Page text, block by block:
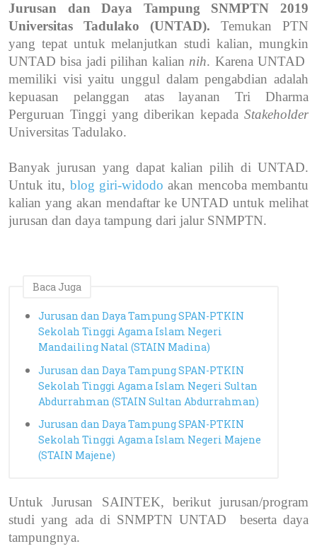
Jurusan dan Daya Tampung SNMPTN 2019
Universitas Tadulako (UNTAD). Temukan PTN
yang tepat untuk melanjutkan studi kalian, mungkin
UNTAD bisa jadi pilihan kalian nih. Karena UNTAD
memiliki visi yaitu unggul dalam pengabdian adalah
kepuasan pelanggan atas layanan Tri Dharma
Perguruan Tinggi yang diberikan kepada Stakeholder
Universitas Tadulako.
Banyak jurusan yang dapat kalian pilih di UNTAD.
Untuk itu, blog giri-widodo akan mencoba membantu
kalian yang akan mendaftar ke UNTAD untuk melihat
jurusan dan daya tampung dari jalur SNMPTN.
Baca Juga
Jurusan dan Daya Tampung SPAN-PTKIN
Sekolah Tinggi Agama Islam Negeri
Mandailing Natal (STAIN Madina)
Jurusan dan Daya Tampung SPAN-PTKIN
Sekolah Tinggi Agama Islam Negeri Sultan
Abdurrahman (STAIN Sultan Abdurrahman)
Jurusan dan Daya Tampung SPAN-PTKIN
Sekolah Tinggi Agama Islam Negeri Majene
(STAIN Majene)
Untuk Jurusan SAINTEK, berikut jurusan/program
studi yang ada di SNMPTN UNTAD
beserta daya
tampungnya.